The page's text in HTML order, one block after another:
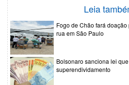
Leia
Fogo de Chão fará
rua em São Paulo
Bolsonaro sanciona lei
superendividamento